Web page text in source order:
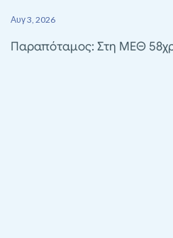
Αυγ 3, 2026
Παραπόταμος: Στη ΜΕΘ